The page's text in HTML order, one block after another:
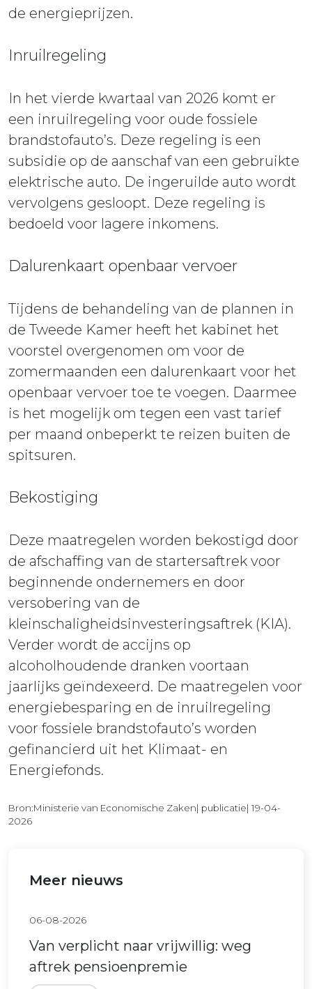
de energieprijzen.
Inruilregeling
In het vierde kwartaal van 2026 komt er
een inruilregeling voor oude fossiele
brandstofauto’s. Deze regeling is een
subsidie op de aanschaf van een gebruikte
elektrische auto. De ingeruilde auto wordt
vervolgens gesloopt. Deze regeling is
bedoeld voor lagere inkomens.
Dalurenkaart openbaar vervoer
Tijdens de behandeling van de plannen in
de Tweede Kamer heeft het kabinet het
voorstel overgenomen om voor de
zomermaanden een dalurenkaart voor het
openbaar vervoer toe te voegen. Daarmee
is het mogelijk om tegen een vast tarief
per maand onbeperkt te reizen buiten de
spitsuren.
Bekostiging
Deze maatregelen worden bekostigd door
de afschaffing van de startersaftrek voor
beginnende ondernemers en door
versobering van de
kleinschaligheidsinvesteringsaftrek (KIA).
Verder wordt de accijns op
alcoholhoudende dranken voortaan
jaarlijks geïndexeerd. De maatregelen voor
energiebesparing en de inruilregeling
voor fossiele brandstofauto’s worden
gefinancierd uit het Klimaat- en
Energiefonds.
Bron:Ministerie van Economische Zaken| publicatie| 19-04-
2026
Meer nieuws
06-08-2026
Van verplicht naar vrijwillig: weg
aftrek pensioenpremie